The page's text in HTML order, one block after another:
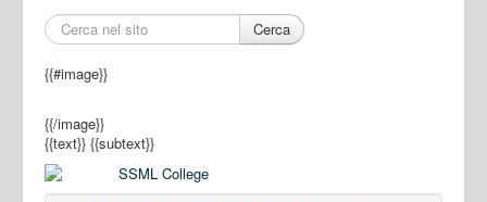
Cerca
{{#image}}
{{/image}}
{{text}} {{subtext}}